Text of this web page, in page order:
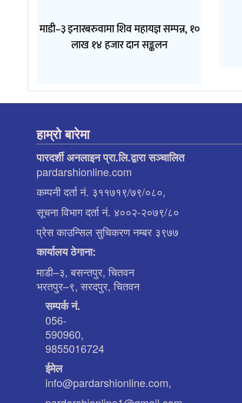
माडी–३ इनारबरुवामा शिव महायज्ञ सम्पन्न, १०
लाख १४ हजार दान सङ्कलन
हाम्रो बारेमा
पारदर्शी अनलाइन प्रा.लि.द्वारा सञ्चालित
pardarshionline.com
कम्पनी दर्ता नं. ३११७१९/७९/०८०,
सूचना विभाग दर्ता नं. ४००२-२०७९/८०
प्रेस काउन्सिल सुचिकरण नम्बर ३९७७
कार्यालय ठेगाना:
माडी–३, बसन्तपुर, चितवन
भरतपुर–९, सरदपुर, चितवन
सम्पर्क नं.
056-
590960,
9855016724
ईमेल
info@pardarshionline.com,